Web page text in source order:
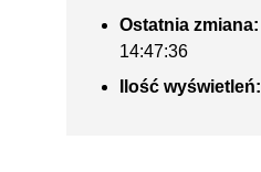
Ostatnia zmiana:
14:47:36
Ilość wyświetleń: